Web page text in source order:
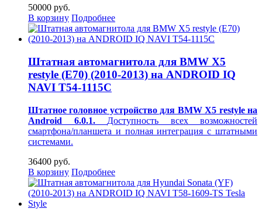
50000 руб.
В корзину Подробнее
Штатная автомагнитола для BMW X5
restyle (E70) (2010-2013) на ANDROID IQ
NAVI T54-1115C
Штатное головное устройство для BMW X5 restyle на
Android 6.0.1. Доступность всех возможностей
смартфона/планшета и полная интеграция с штатными
системами.
36400 руб.
В корзину Подробнее